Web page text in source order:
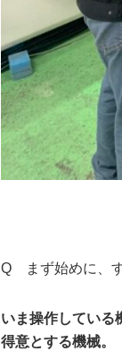
Q まず始めに、す
いま操作している
得意とする機械。